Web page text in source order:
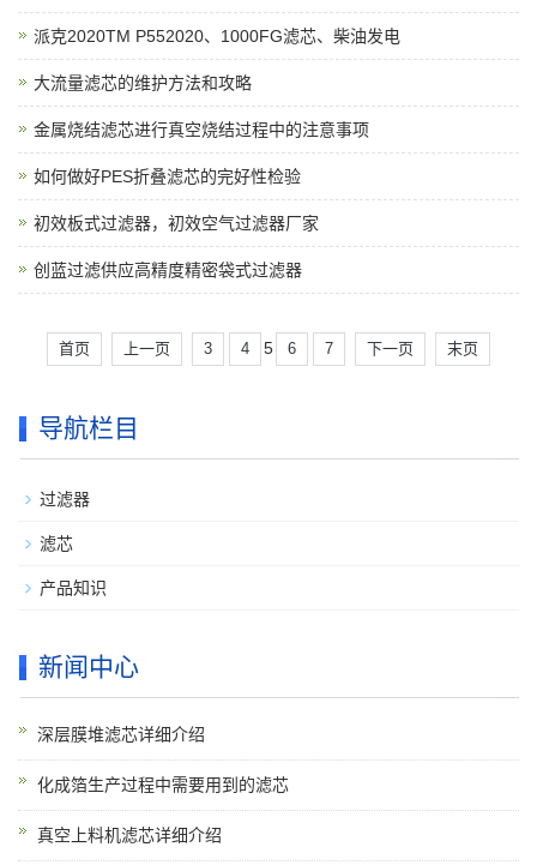
派克2020TM P552020、1000FG滤芯、柴油发电
大流量滤芯的维护方法和攻略
金属烧结滤芯进行真空烧结过程中的注意事项
如何做好PES折叠滤芯的完好性检验
初效板式过滤器，初效空气过滤器厂家
创蓝过滤供应高精度精密袋式过滤器
首页 上一页 3 4 5 6 7 下一页 末页
导航栏目
过滤器
滤芯
产品知识
新闻中心
深层膜堆滤芯详细介绍
化成箔生产过程中需要用到的滤芯
真空上料机滤芯详细介绍